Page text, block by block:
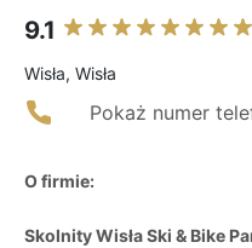
9.1
Wisła, Wisła
Pokaż numer
O firmie:
Skolnity Wisła Ski & Bike